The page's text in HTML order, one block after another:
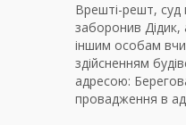
Врешті-решт, суд
заборонив
іншим особам
здійсненням
адресою:
провадження в